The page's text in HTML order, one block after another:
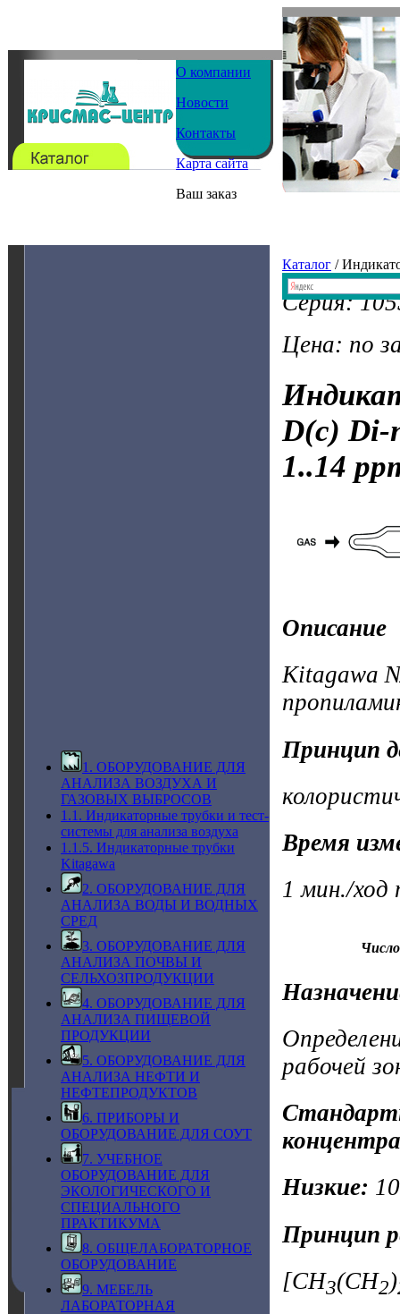
О компании
Новости
Контакты
Карта сайта
Ваш заказ
1. ОБОРУДОВАНИЕ ДЛЯ
АНАЛИЗА ВОЗДУХА И
ГАЗОВЫХ ВЫБРОСОВ
1.1. Индикаторные трубки и тест-
системы для анализа воздуха
1.1.5. Индикаторные трубки
Kitagawa
2. ОБОРУДОВАНИЕ ДЛЯ
АНАЛИЗА ВОДЫ И ВОДНЫХ
СРЕД
3. ОБОРУДОВАНИЕ ДЛЯ
АНАЛИЗА ПОЧВЫ И
СЕЛЬХОЗПРОДУКЦИИ
4. ОБОРУДОВАНИЕ ДЛЯ
АНАЛИЗА ПИЩЕВОЙ
ПРОДУКЦИИ
5. ОБОРУДОВАНИЕ ДЛЯ
АНАЛИЗА НЕФТИ И
НЕФТЕПРОДУКТОВ
6. ПРИБОРЫ И
ОБОРУДОВАНИЕ ДЛЯ СОУТ
7. УЧЕБНОЕ
ОБОРУДОВАНИЕ ДЛЯ
ЭКОЛОГИЧЕСКОГО И
СПЕЦИАЛЬНОГО
ПРАКТИКУМА
8. ОБЩЕЛАБОРАТОРНОЕ
ОБОРУДОВАНИЕ
9. МЕБЕЛЬ
ЛАБОРАТОРНАЯ
Каталог /
Серия:
Цена: по
D(c) Di-
1..14
Описание
Kitagawa
Принцип
Время
1 мин./ход
рабочей
Низкие:
Принцип
[CH3(CH2)